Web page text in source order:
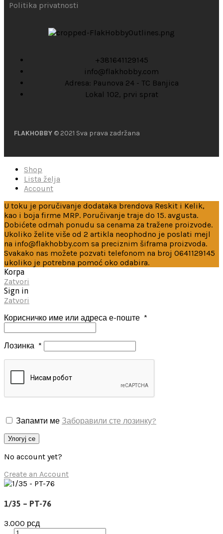
Politika privatnosti
+381641129145
info@flakhobby.com
Adresa: Paunova 24 - TC Banjica
Lokal 102, prvi sprat
FLAKHOBBY © 2021 Sva prava zadržana
Shop
Lista želja
Account
U toku je poručivanje dodataka brendova Reskit i Kelik,
kao i boja firme MRP. Poručivanje traje do 15. avgusta.
Dobićete odmah ponudu sa cenama za tražene proizvode.
Ukoliko želite više od 2 artikla neophodno je poslati mejl
na info@flakhobby.com sa preciznim šiframa proizvoda.
Svakako nas možete pozvati telefonom na broj 0641129145
ukoliko je potrebna pomoć oko odabira.
Korpa
Zatvori
Sign in
Zatvori
Корисничко име или адреса е-поште *
Лозинка *
Запамти ме Заборавили сте лозинку?
Улогуј се
No account yet?
Create an Account
1/35 – PT-76
3.000 рсд